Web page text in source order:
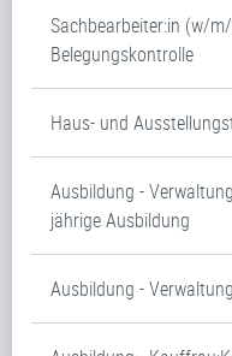
Sachbearbeiter:in (w/
Belegungskontrolle
Haus- und
Ausbildung -
jährige Ausbildung
Ausbildung -